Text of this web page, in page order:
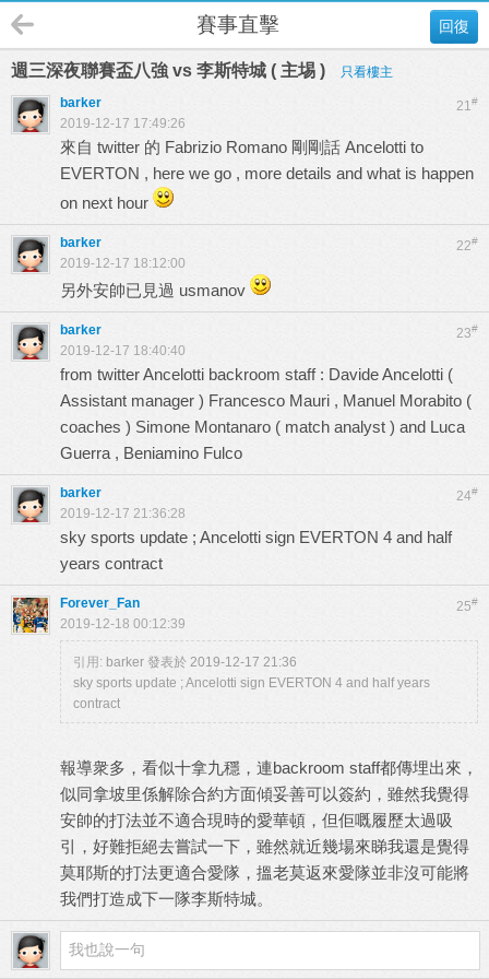
回復
賽事直擊
週三深夜聯賽盃八強 vs 李斯特城 ( 主埸 ) 只看樓主
21#
barker
2019-12-17 17:49:26
來自 twitter 的 Fabrizio Romano 剛剛話 Ancelotti to
EVERTON , here we go , more details and what is happen
on next hour
22#
barker
2019-12-17 18:12:00
另外安帥已見過 usmanov
23#
barker
2019-12-17 18:40:40
from twitter Ancelotti backroom staff : Davide Ancelotti (
Assistant manager ) Francesco Mauri , Manuel Morabito (
coaches ) Simone Montanaro ( match analyst ) and Luca
Guerra , Beniamino Fulco
24#
barker
2019-12-17 21:36:28
sky sports update ; Ancelotti sign EVERTON 4 and half
years contract
25#
Forever_Fan
2019-12-18 00:12:39
引用: barker 發表於 2019-12-17 21:36
sky sports update ; Ancelotti sign EVERTON 4 and half years
contract
報導衆多，看似十拿九穩，連backroom staff都傳埋出來，
似同拿坡里係解除合約方面傾妥善可以簽約，雖然我覺得
安帥的打法並不適合現時的愛華頓，但佢嘅履歷太過吸
引，好難拒絕去嘗試一下，雖然就近幾場來睇我還是覺得
莫耶斯的打法更適合愛隊，搵老莫返來愛隊並非沒可能將
我們打造成下一隊李斯特城。